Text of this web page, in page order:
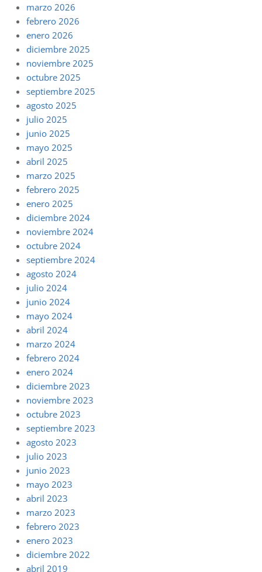
marzo 2026
febrero 2026
enero 2026
diciembre 2025
noviembre 2025
octubre 2025
septiembre 2025
agosto 2025
julio 2025
junio 2025
mayo 2025
abril 2025
marzo 2025
febrero 2025
enero 2025
diciembre 2024
noviembre 2024
octubre 2024
septiembre 2024
agosto 2024
julio 2024
junio 2024
mayo 2024
abril 2024
marzo 2024
febrero 2024
enero 2024
diciembre 2023
noviembre 2023
octubre 2023
septiembre 2023
agosto 2023
julio 2023
junio 2023
mayo 2023
abril 2023
marzo 2023
febrero 2023
enero 2023
diciembre 2022
abril 2019